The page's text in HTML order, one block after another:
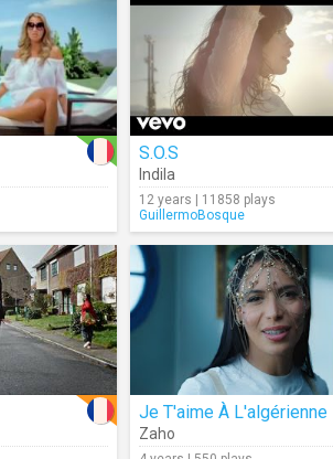
S.O.S
Indila
12 years | 11858 plays
GuillermoBosque
Je T'aime À L'algérienne
Zaho